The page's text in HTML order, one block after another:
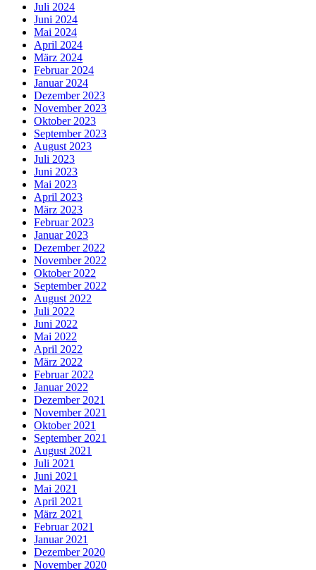
Juli 2024
Juni 2024
Mai 2024
April 2024
März 2024
Februar 2024
Januar 2024
Dezember 2023
November 2023
Oktober 2023
September 2023
August 2023
Juli 2023
Juni 2023
Mai 2023
April 2023
März 2023
Februar 2023
Januar 2023
Dezember 2022
November 2022
Oktober 2022
September 2022
August 2022
Juli 2022
Juni 2022
Mai 2022
April 2022
März 2022
Februar 2022
Januar 2022
Dezember 2021
November 2021
Oktober 2021
September 2021
August 2021
Juli 2021
Juni 2021
Mai 2021
April 2021
März 2021
Februar 2021
Januar 2021
Dezember 2020
November 2020